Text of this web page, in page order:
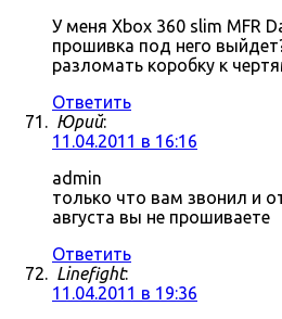
У меня Xbox 360 slim MFR
прошивка под него
разломать коробку к
Ответить
Юрий:
11.04.2011 в 16:16
admin
только что вам звонил и
августа вы не прошиваете
Ответить
Linefight:
11.04.2011 в 19:36